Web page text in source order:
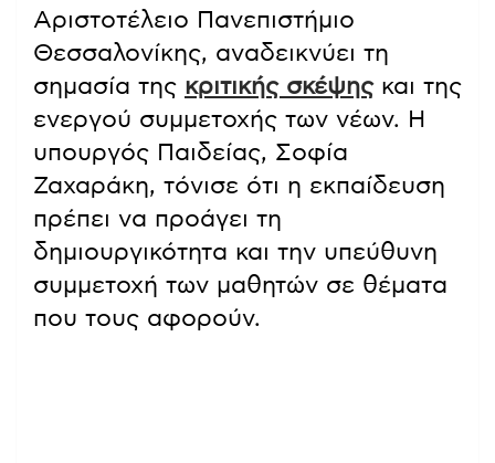
Αριστοτέλειο Πανεπιστήμιο
Θεσσαλονίκης, αναδεικνύει τη
σημασία της κριτικής σκέψηςκαι της
ενεργού συμμετοχής των νέων. Η
υπουργός Παιδείας, Σοφία
Ζαχαράκη, τόνισε ότι η εκπαίδευση
πρέπει να προάγει τη
δημιουργικότητα και την υπεύθυνη
συμμετοχή των μαθητών σε θέματα
που τους αφορούν.